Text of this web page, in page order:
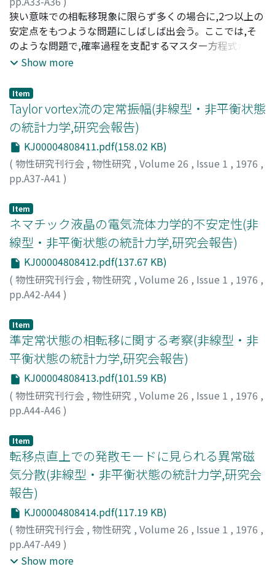
冨田, 博之;Tomita, Hiroyuki;トミタ, ヒロユキ
狭い意味での相転移現象に限らず多くの場合に,2つ以上の
安定点をもつような問題にしばしば出会う。ここでは,そ
のような問題で,確率過程を支配するマスター方程式が与
えられた時,準安定あるいは不安定状態の崩壊過程を固有
うに依存するか,を議論したい。結論の詳細は既にいくつ
か発表してあるので御参照いただきたい。
Show more
Item
Taylor vortex流の定常振幅(非線型・非平衡状態
の統計力学,研究会報告)
KJ00004808411.pdf(158.02 KB)
( 物性研究刊行会 , 物性研究 , Volume 26 , Issue 1 , 1976 ,
pp.A37-A41 )
Item
ネマチック液晶の電気流体力学的不安定性(非
線型・非平衡状態の統計力学,研究会報告)
KJ00004808412.pdf(137.67 KB)
( 物性研究刊行会 , 物性研究 , Volume 26 , Issue 1 , 1976 ,
pp.A42-A44)
カイ, ショウイチ
Item
準定常状態の相転移に関する考察(非線型・非
平衡状態の統計力学,研究会報告)
KJ00004808413.pdf(101.59 KB)
( 物性研究刊行会 , 物性研究 , Volume 26 , Issue 1 , 1976 ,
pp.A44-A46 )
Item
転移点直上での発散モードに見られる異常磁
気分散(非線型・非平衡状態の統計力学,研究会
報告)
KJ00004808414.pdf(117.19 KB)
( 物性研究刊行会 , 物性研究 , Volume 26 , Issue 1 , 1976 ,
pp.A47-A49 )
松浦, 基浩;奥田, 雄一
Show more